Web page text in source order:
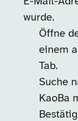
wurde.
Öffne
einem
Tab.
Suche
KaoBa